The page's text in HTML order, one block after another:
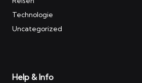
Technologie
Uncategorized
Help & Info